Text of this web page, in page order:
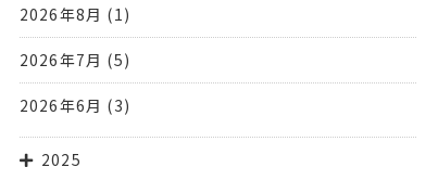
2026年8月 (1)
2026年7月 (5)
2026年6月 (3)
2025